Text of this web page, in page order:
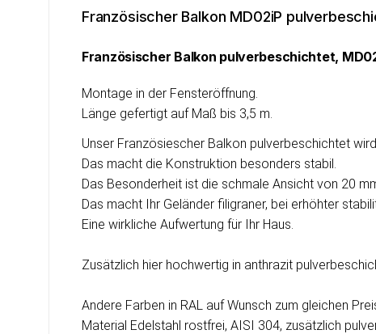
Französischer Balkon MD02iP
Französischer Balkon pulverbeschichtet,
Montage in der Fensteröffnung.
Länge gefertigt auf Maß bis 3,5 m.
Unser Französiescher Balkon pulverbeschichtet
Das macht die Konstruktion besonders stabil.
Das Besonderheit ist die schmale Ansicht von 20
Das macht Ihr Geländer filigraner, bei erhöhter
Eine wirkliche Aufwertung für Ihr Haus.
Zusätzlich hier hochwertig in anthrazit
Andere Farben in RAL auf Wunsch zum gleichen
Material Edelstahl rostfrei, AISI 304, zusätzlich